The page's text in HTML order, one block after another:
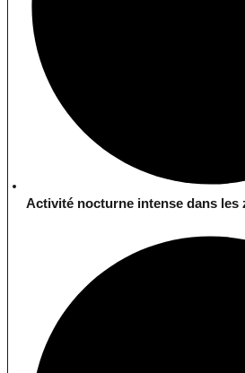
Activité nocturne intense dans les